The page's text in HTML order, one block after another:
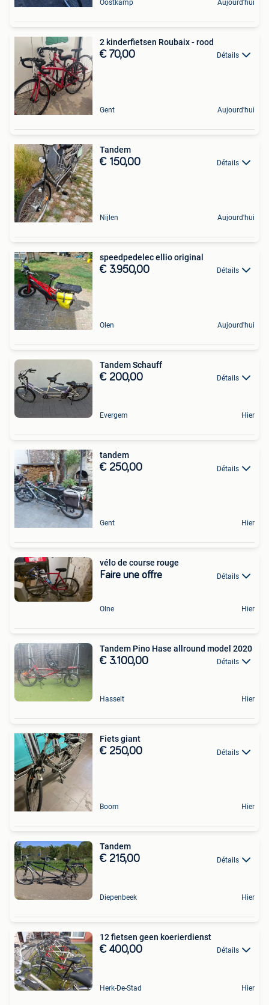
Oostkamp
Aujourd'hui
2 kinderfietsen Roubaix - rood
€ 70,00 Détails
Gent Aujourd'hui
Tandem
€ 150,00 Détails
Nijlen Aujourd'hui
speedpedelec ellio original
€ 3.950,00 Détails
Olen Aujourd'hui
Tandem Schauff
€ 200,00 Détails
Evergem Hier
tandem
€ 250,00 Détails
Gent Hier
vélo de course rouge
Faire une offre Détails
Olne Hier
Tandem Pino Hase allround model 2020
€ 3.100,00 Détails
Hasselt Hier
Fiets giant
€ 250,00 Détails
Boom Hier
Tandem
€ 215,00 Détails
Diepenbeek Hier
12 fietsen geen koerierdienst
€ 400,00 Détails
Herk-De-Stad Hier